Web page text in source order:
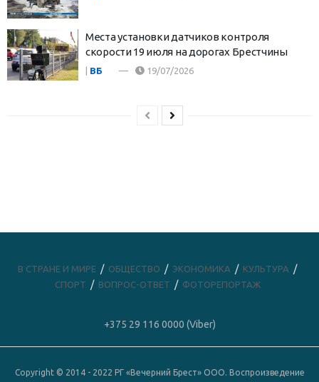
Места установки датчиков контроля
скорости 19 июля на дорогах Брестчины
ВБ 19/07/2026
В СТРАНЕ И МИРЕ ОБЩЕСТВО ЭКОНОМИКА
КУЛЬТУРА
СПОРТ
ВОПРОС-ОТВЕТ ФОТОРЕПОРТАЖ
+375 29 116 0000 (Viber)
Copyright © 2014 - 2022 РГ «Вечерний Брест» ООО. Воспроизведение